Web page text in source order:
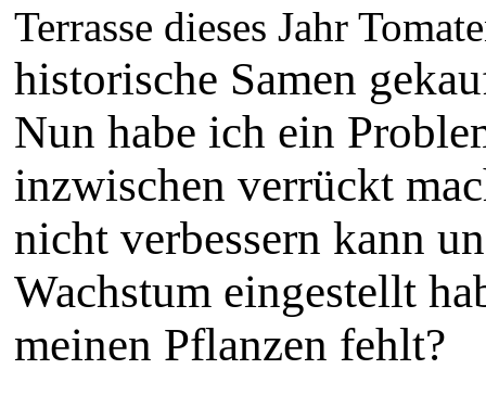
Terrasse dieses Jahr
historische Samen
Nun habe ich ein
inzwischen verrückt
nicht verbessern kann
Wachstum eingestellt
meinen Pflanzen fehlt?